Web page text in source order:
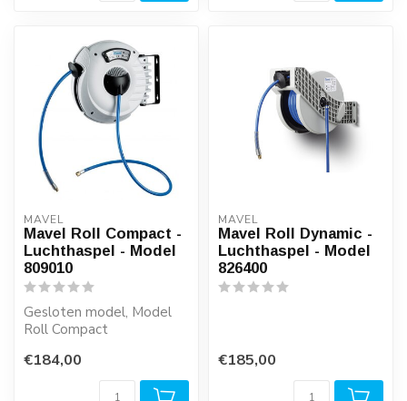
MAVEL
Mavel Roll Compact -
Luchthaspel - Model
809010
Gesloten model, Model
Roll Compact
€184,00
MAVEL
Mavel Roll Dynamic -
Luchthaspel - Model
826400
€185,00